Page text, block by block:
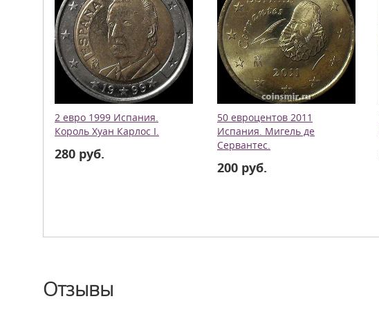
2 евро 1999 Испания.
Король Хуан Карлос I.
280 руб.
50 евроцентов 2011
Испания. Мигель де
Сервантес.
200 руб.
Отзывы